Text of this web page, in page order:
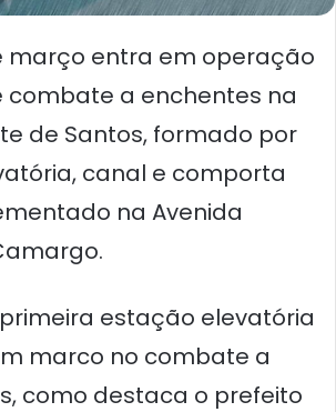
março entra em operação
combate a enchentes na
de Santos, formado por
canal e comporta
na Avenida
estação elevatória
marco no combate a
como destaca o prefeito